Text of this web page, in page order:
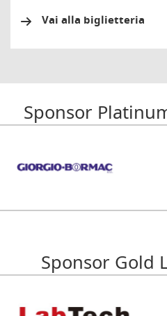
Vai alla biglietteria
Sponsor
Sponsor Gold